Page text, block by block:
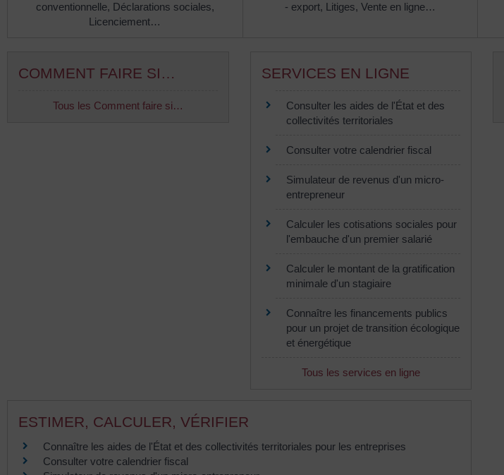
conventionnelle, Déclarations sociales,
Licenciement…
- export, Litiges, Vente en ligne…
COMMENT FAIRE SI…
Tous les Comment faire si…
SERVICES EN LIGNE
Consulter les aides de l'État et des
collectivités territoriales
Consulter votre calendrier fiscal
Simulateur de revenus d'un micro-
entrepreneur
Calculer les cotisations sociales pour
l'embauche d'un premier salarié
Calculer le montant de la gratification
minimale d'un stagiaire
Connaître les financements publics
pour un projet de transition écologique
et énergétique
Tous les services en ligne
ESTIMER, CALCULER, VÉRIFIER
Connaître les aides de l'État et des collectivités territoriales pour les entreprises
Consulter votre calendrier fiscal